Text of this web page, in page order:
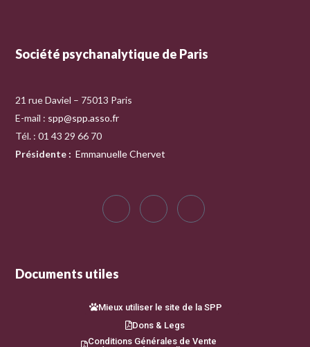
Société psychanalytique de Paris
21 rue Daviel – 75013 Paris
E-mail : spp@spp.asso.fr
Tél. : 01 43 29 66 70
Présidente : Emmanuelle Chervet
Documents utiles
Mieux utiliser le site de la SPP
Dons & Legs
Conditions Générales de Vente